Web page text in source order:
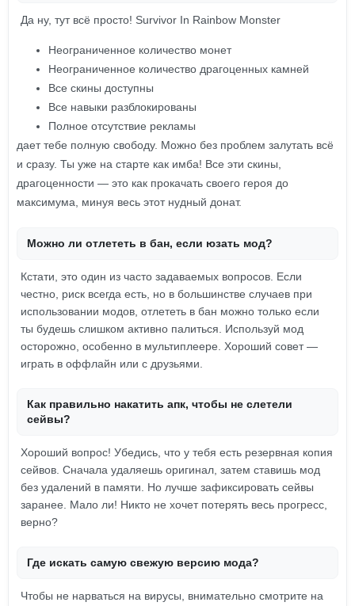
Да ну, тут всё просто! Survivor In Rainbow Monster
Неограниченное количество монет
Неограниченное количество драгоценных камней
Все скины доступны
Все навыки разблокированы
Полное отсутствие рекламы
дает тебе полную свободу. Можно без проблем залутать всё
и сразу. Ты уже на старте как имба! Все эти скины,
драгоценности — это как прокачать своего героя до
максимума, минуя весь этот нудный донат.
Можно ли отлететь в бан, если юзать мод?
Кстати, это один из часто задаваемых вопросов. Если
честно, риск всегда есть, но в большинстве случаев при
использовании модов, отлететь в бан можно только если
ты будешь слишком активно палиться. Используй мод
осторожно, особенно в мультиплеере. Хороший совет —
играть в оффлайн или с друзьями.
Как правильно накатить апк, чтобы не слетели
сейвы?
Хороший вопрос! Убедись, что у тебя есть резервная копия
сейвов. Сначала удаляешь оригинал, затем ставишь мод
без удалений в памяти. Но лучше зафиксировать сейвы
заранее. Мало ли! Никто не хочет потерять весь прогресс,
верно?
Где искать самую свежую версию мода?
Чтобы не нарваться на вирусы, внимательно смотрите на